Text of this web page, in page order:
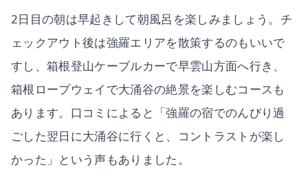
2日目の朝は早起きして朝風呂を楽しみましょう。チ
ェックアウト後は強羅エリアを散策するのもいいで
すし、箱根登山ケーブルカーで早雲山方面へ行き、
箱根ロープウェイで大涌谷の絶景を楽しむコースも
あります。口コミによると「強羅の宿でのんびり過
ごした翌日に大涌谷に行くと、コントラストが楽し
かった」という声もありました。